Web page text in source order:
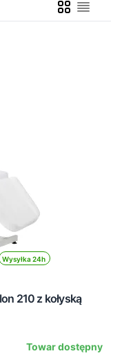
SiatkaLista
Wysyłka 24h
210 z kołyską
Towar dostępny